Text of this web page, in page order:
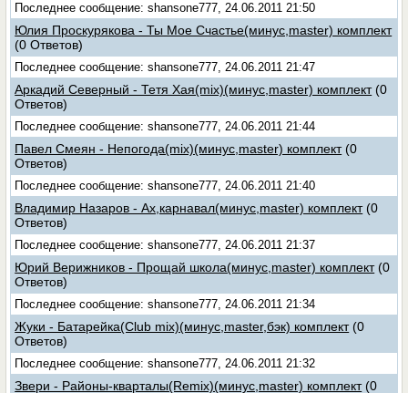
Последнее сообщение: shansone777, 24.06.2011 21:50
Юлия Проскурякова - Ты Мое Счастье(минус,master) комплект
(0 Ответов)
Последнее сообщение: shansone777, 24.06.2011 21:47
Аркадий Северный - Тетя Хая(mix)(минус,master) комплект (0
Ответов)
Последнее сообщение: shansone777, 24.06.2011 21:44
Павел Смеян - Непогода(mix)(минус,master) комплект (0
Ответов)
Последнее сообщение: shansone777, 24.06.2011 21:40
Владимир Назаров - Ах,карнавал(минус,master) комплект (0
Ответов)
Последнее сообщение: shansone777, 24.06.2011 21:37
Юрий Верижников - Прощай школа(минус,master) комплект (0
Ответов)
Последнее сообщение: shansone777, 24.06.2011 21:34
Жуки - Батарейка(Club mix)(минус,master,бэк) комплект (0
Ответов)
Последнее сообщение: shansone777, 24.06.2011 21:32
Звери - Районы-кварталы(Remix)(минус,master) комплект (0